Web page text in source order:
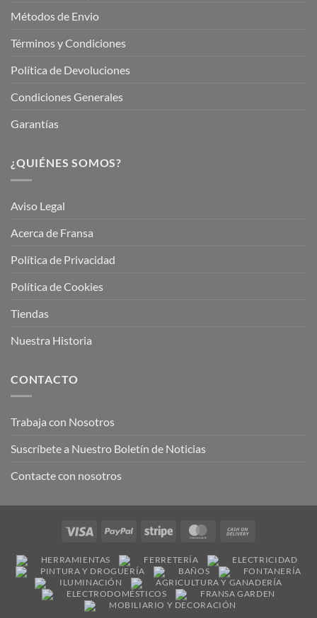
Métodos de Envio
Términos y Condiciones
Política de Devoluciones
Condiciones Generales
Garantías
¿QUIÉNES SOMOS?
Aviso Legal
Acerca de Fransa
Política de Privacidad
Política de Cookies
Tiendas
Nuestra Historia
CONTACTO
Trabaja con Nosotros
Suscríbete a Nuestro Boletín de Noticias
Contacte con nosotros
Visa PayPal Stripe MasterCard
Delivery
HERRAMIENTAS FERRETERÍA
ELECTRICIDAD
PINTURA Y DROGUERÍA
BAÑOS
FONTANERÍA
ILUMINACIÓN
AGRICULTURA Y GANADERÍA
ELECTRODOMÉSTICOS
FRANSA GARDEN
MOBILIARIO Y DECORACIÓN